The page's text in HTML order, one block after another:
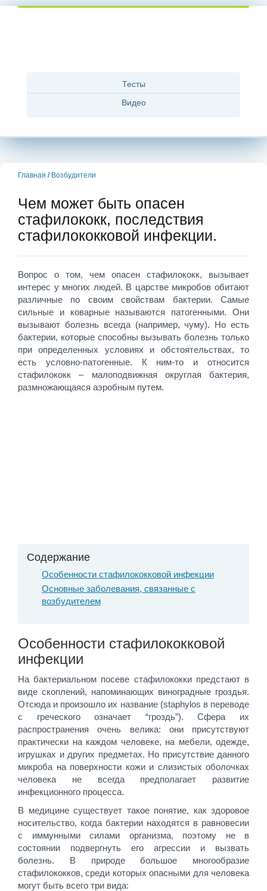
Тесты
Видео
Главная / Возбудители
Чем может быть опасен
стафилококк, последствия
стафилококковой инфекции.
Вопрос о том, чем опасен стафилококк, вызывает
интерес у многих людей. В царстве микробов обитают
различные по своим свойствам бактерии. Самые
сильные и коварные называются патогенными. Они
вызывают болезнь всегда (например, чуму). Но есть
бактерии, которые способны вызывать болезнь только
при определенных условиях и обстоятельствах, то
есть условно-патогенные. К ним-то и относится
стафилококк – малоподвижная округлая бактерия,
размножающаяся аэробным путем.
Содержание
Особенности стафилококковой инфекции
Основные заболевания, связанные с
возбудителем
Особенности стафилококковой
инфекции
На бактериальном посеве стафилококки предстают в
виде скоплений, напоминающих виноградные гроздья.
Отсюда и произошло их название (staphylos в переводе
с греческого означает “гроздь”). Сфера их
распространения очень велика: они присутствуют
практически на каждом человеке, на мебели, одежде,
игрушках и других предметах. Но присутствие данного
микроба на поверхности кожи и слизистых оболочках
человека не всегда предполагает развитие
инфекционного процесса.
В медицине существует такое понятие, как здоровое
носительство, когда бактерии находятся в равновесии
с иммунными силами организма, поэтому не в
состоянии подвергнуть его агрессии и вызвать
болезнь. В природе большое многообразие
стафилококков, среди которых опасными для человека
могут быть всего три вида: